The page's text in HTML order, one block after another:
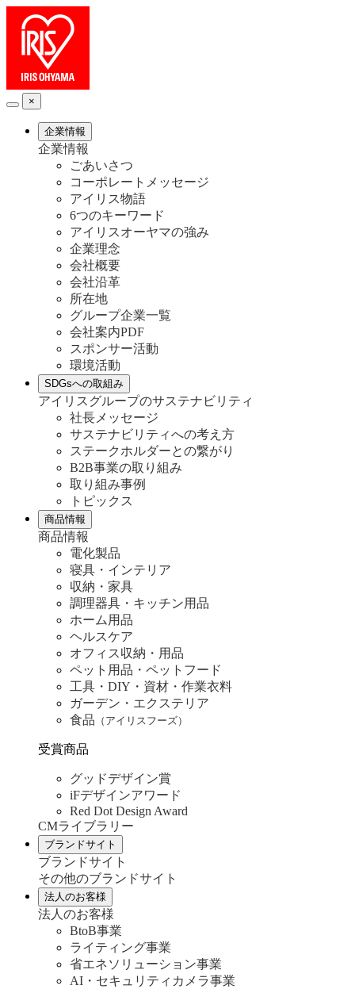
×
企業情報
企業情報
ごあいさつ
コーポレートメッセージ
アイリス物語
6つのキーワード
アイリスオーヤマの強み
企業理念
会社概要
会社沿革
所在地
グループ企業一覧
会社案内PDF
スポンサー活動
環境活動
SDGsへの取組み
アイリスグループのサステナビリティ
社長メッセージ
サステナビリティへの考え方
ステークホルダーとの繋がり
B2B事業の取り組み
取り組み事例
トピックス
商品情報
商品情報
電化製品
寝具・インテリア
収納・家具
調理器具・キッチン用品
ホーム用品
ヘルスケア
オフィス収納・用品
ペット用品・ペットフード
工具・DIY・資材・作業衣料
ガーデン・エクステリア
食品 （アイリスフーズ）
受賞商品
グッドデザイン賞
iFデザインアワード
Red Dot Design Award
CMライブラリー
ブランドサイト
ブランドサイト
その他のブランドサイト
法人のお客様
法人のお客様
BtoB事業
ライティング事業
省エネソリューション事業
AI・セキュリティカメラ事業